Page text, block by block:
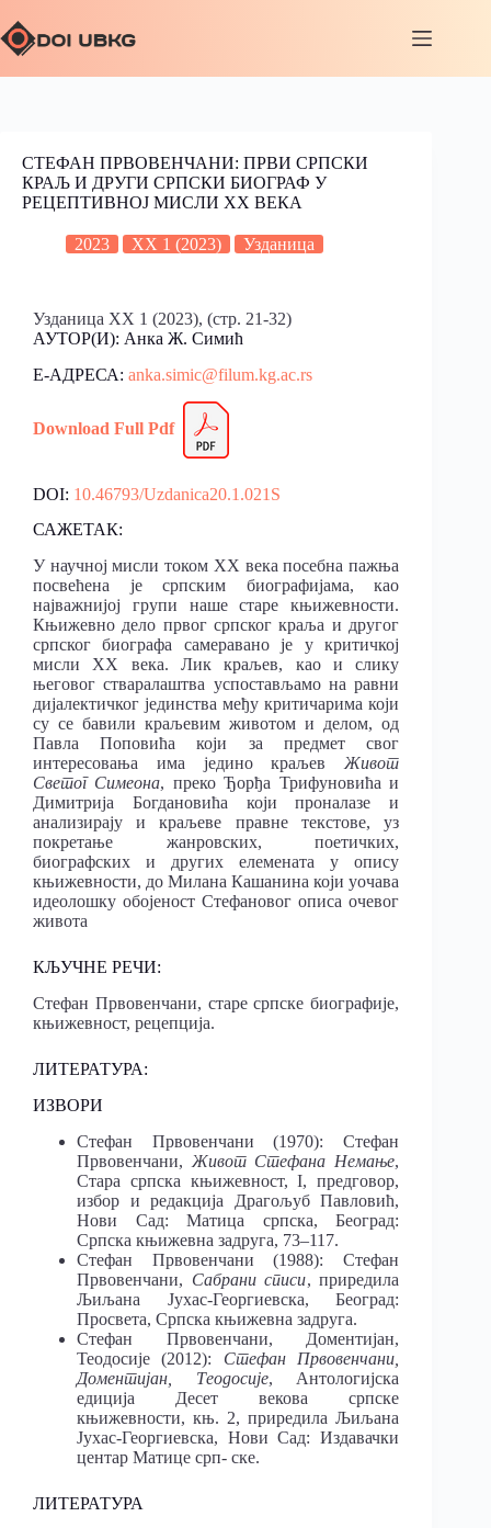
СТЕФАН ПРВОВЕНЧАНИ: ПРВИ СРПСКИ
КРАЉ И ДРУГИ СРПСКИ БИОГРАФ У
РЕЦЕПТИВНОЈ МИСЛИ XX ВЕКА
2023 XX 1 (2023) Узданица
Узданица XX 1 (2023), (стр. 21-32)
АУТОР(И): Анка Ж. Симић
Е-АДРЕСА: anka.simic@filum.kg.ac.rs
Download Full Pdf
DOI: 10.46793/Uzdanica20.1.021S
САЖЕТАК:
У научној мисли током XX века посебна пажња
посвећена је српским биографијама, као
најважнијој групи наше старе књижевности.
Књижевно дело првог српског краља и другог
српског биографа самеравано је у критичкој
мисли XX века. Лик краљев, као и слику
његовог стваралаштва успостављамо на равни
дијалектичког јединства међу критичарима који
су се бавили краљевим животом и делом, од
Павла Поповића који за предмет свог
интересовања има једино краљев Живот
Светог Симеона, преко Ђорђа Трифуновића и
Димитрија Богдановића који проналазе и
анализирају и краљеве правне текстове, уз
покретање жанровских, поетичких,
биографских и других елемената у опису
књижевности, до Милана Кашанина који уочава
идеолошку обојеност Стефановог описа очевог
живота
КЉУЧНЕ РЕЧИ:
Стефан Првовенчани, старе српске биографије,
књижевност, рецепција.
ЛИТЕРАТУРА:
ИЗВОРИ
Стефан Првовенчани (1970): Стефан
Првовенчани, Живот Стефана Немање,
Стара српска књижевност, I, предговор,
избор и редакција Драгољуб Павловић,
Нови Сад: Матица српска, Београд:
Српска књижевна задруга, 73‒117.
Стефан Првовенчани (1988): Стефан
Првовенчани, Сабрани списи, приредила
Љиљана Јухас-Георгиевска, Београд:
Просвета, Српска књижевна задруга.
Стефан Првовенчани, Доментијан,
Теодосије (2012): Стефан Првовенчани,
Доментијан, Теодосије, Антологијска
едиција Десет векова српске
књижевности, књ. 2, приредила Љиљана
Јухас-Георгиевска, Нови Сад: Издавачки
центар Матице срп- ске.
ЛИТЕРАТУРА